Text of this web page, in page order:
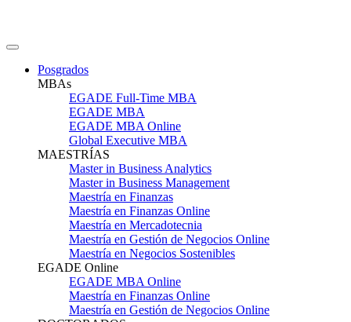
Posgrados
MBAs
EGADE Full-Time MBA
EGADE MBA
EGADE MBA Online
Global Executive MBA
MAESTRÍAS
Master in Business Analytics
Master in Business Management
Maestría en Finanzas
Maestría en Finanzas Online
Maestría en Mercadotecnia
Maestría en Gestión de Negocios Online
Maestría en Negocios Sostenibles
EGADE Online
EGADE MBA Online
Maestría en Finanzas Online
Maestría en Gestión de Negocios Online